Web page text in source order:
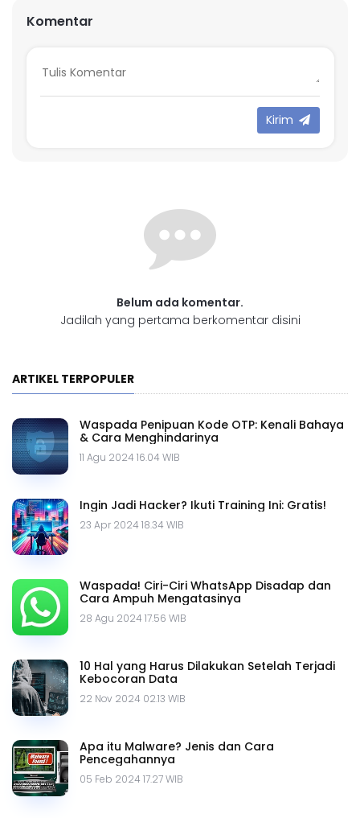
Komentar
Kirim
Belum ada komentar.
Jadilah yang pertama berkomentar disini
ARTIKEL TERPOPULER
Waspada Penipuan Kode OTP: Kenali Bahaya
& Cara Menghindarinya
11 Agu 2024 16.04 WIB
Ingin Jadi Hacker? Ikuti Training Ini: Gratis!
23 Apr 2024 18.34 WIB
Waspada! Ciri-Ciri WhatsApp Disadap dan
Cara Ampuh Mengatasinya
28 Agu 2024 17.56 WIB
10 Hal yang Harus Dilakukan Setelah Terjadi
Kebocoran Data
22 Nov 2024 02.13 WIB
Apa itu Malware? Jenis dan Cara
Pencegahannya
05 Feb 2024 17.27 WIB